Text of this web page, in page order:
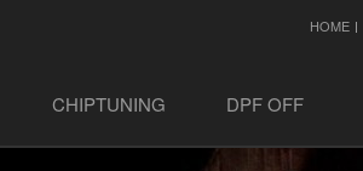
HOME
CHIPTUNING DPF OFF